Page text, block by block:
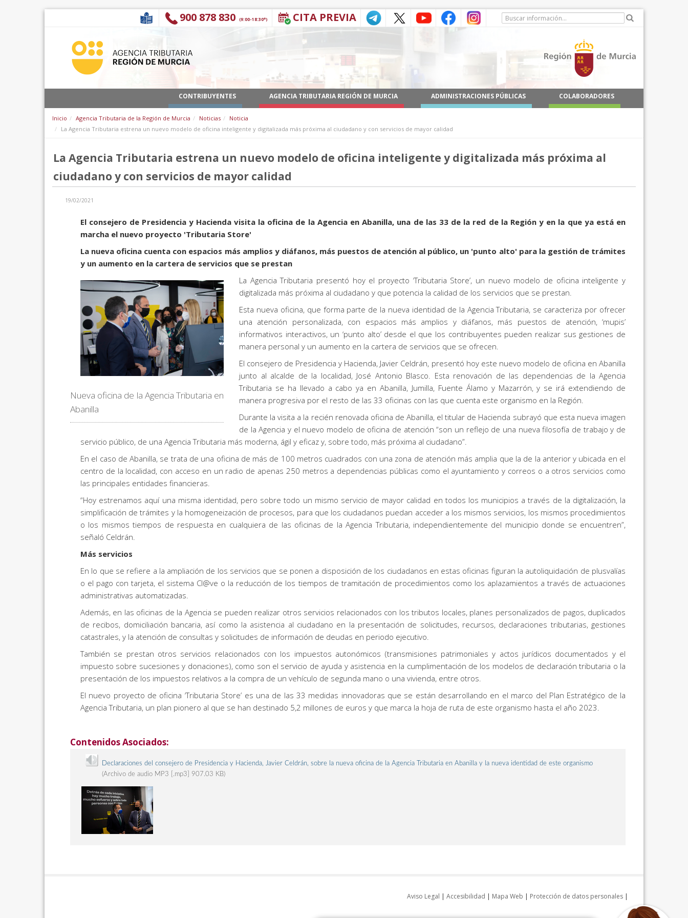
CITA PREVIA
900 878 830 (9:00-18:30*)
CONTRIBUYENTES AGENCIA TRIBUTARIA REGIÓN DE MURCIA ADMINISTRACIONES PÚBLICAS COLABORADORES
Inicio Agencia Tributaria de la Región de Murcia Noticias
Noticia
La Agencia Tributaria estrena un nuevo modelo de oficina inteligente y digitalizada más próxima al ciudadano y con servicios de mayor calidad
La Agencia Tributaria estrena un nuevo modelo de oficina inteligente y digitalizada más próxima al
ciudadano y con servicios de mayor calidad
19/02/2021
El consejero de Presidencia y Hacienda visita la oficina de la Agencia en Abanilla, una de las 33 de la red de la Región y en la que ya está en
marcha el nuevo proyecto 'Tributaria Store'
La nueva oficina cuenta con espacios más amplios y diáfanos, más puestos de atención al público, un 'punto alto' para la gestión de trámites
y un aumento en la cartera de servicios que se prestan
Nueva oficina de la Agencia Tributaria en
Abanilla
La Agencia Tributaria presentó hoy el proyecto ‘Tributaria Store’, un nuevo modelo de oficina inteligente y
digitalizada más próxima al ciudadano y que potencia la calidad de los servicios que se prestan.
Esta nueva oficina, que forma parte de la nueva identidad de la Agencia Tributaria, se caracteriza por ofrecer
una atención personalizada, con espacios más amplios y diáfanos, más puestos de atención, ‘mupis’
informativos interactivos, un ‘punto alto’ desde el que los contribuyentes pueden realizar sus gestiones de
manera personal y un aumento en la cartera de servicios que se ofrecen.
El consejero de Presidencia y Hacienda, Javier Celdrán, presentó hoy este nuevo modelo de oficina en Abanilla
junto al alcalde de la localidad, José Antonio Blasco. Esta renovación de las dependencias de la Agencia
Tributaria se ha llevado a cabo ya en Abanilla, Jumilla, Fuente Álamo y Mazarrón, y se irá extendiendo de
manera progresiva por el resto de las 33 oficinas con las que cuenta este organismo en la Región.
Durante la visita a la recién renovada oficina de Abanilla, el titular de Hacienda subrayó que esta nueva imagen
de la Agencia y el nuevo modelo de oficina de atención “son un reflejo de una nueva filosofía de trabajo y de
servicio público, de una Agencia Tributaria más moderna, ágil y eficaz y, sobre todo, más próxima al ciudadano”.
En el caso de Abanilla, se trata de una oficina de más de 100 metros cuadrados con una zona de atención más amplia que la de la anterior y ubicada en el
centro de la localidad, con acceso en un radio de apenas 250 metros a dependencias públicas como el ayuntamiento y correos o a otros servicios como
las principales entidades financieras.
“Hoy estrenamos aquí una misma identidad, pero sobre todo un mismo servicio de mayor calidad en todos los municipios a través de la digitalización, la
simplificación de trámites y la homogeneización de procesos, para que los ciudadanos puedan acceder a los mismos servicios, los mismos procedimientos
o los mismos tiempos de respuesta en cualquiera de las oficinas de la Agencia Tributaria, independientemente del municipio donde se encuentren”,
señaló Celdrán.
Más servicios
En lo que se refiere a la ampliación de los servicios que se ponen a disposición de los ciudadanos en estas oficinas figuran la autoliquidación de plusvalías
o el pago con tarjeta, el sistema Cl@ve o la reducción de los tiempos de tramitación de procedimientos como los aplazamientos a través de actuaciones
administrativas automatizadas.
Además, en las oficinas de la Agencia se pueden realizar otros servicios relacionados con los tributos locales, planes personalizados de pagos, duplicados
de recibos, domiciliación bancaria, así como la asistencia al ciudadano en la presentación de solicitudes, recursos, declaraciones tributarias, gestiones
catastrales, y la atención de consultas y solicitudes de información de deudas en periodo ejecutivo.
También se prestan otros servicios relacionados con los impuestos autonómicos (transmisiones patrimoniales y actos jurídicos documentados y el
impuesto sobre sucesiones y donaciones), como son el servicio de ayuda y asistencia en la cumplimentación de los modelos de declaración tributaria o la
presentación de los impuestos relativos a la compra de un vehículo de segunda mano o una vivienda, entre otros.
El nuevo proyecto de oficina ‘Tributaria Store’ es una de las 33 medidas innovadoras que se están desarrollando en el marco del Plan Estratégico de la
Agencia Tributaria, un plan pionero al que se han destinado 5,2 millones de euros y que marca la hoja de ruta de este organismo hasta el año 2023.
Contenidos Asociados:
Declaraciones del consejero de Presidencia y Hacienda, Javier Celdrán, sobre la nueva oficina de la Agencia Tributaria en Abanilla y la nueva identidad de este organismo
(Archivo de audio MP3 [.mp3] 907.03 KB)
Aviso Legal | Accesibilidad | Mapa Web | Protección de datos personales |